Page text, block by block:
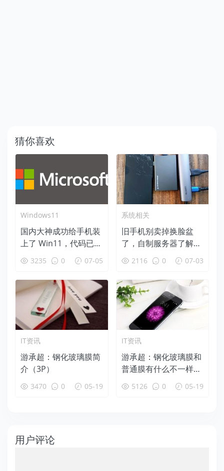
猜你喜欢
Windows11
国内大神成功给手机装
上了 Win11，代码已在
GitHub 开源！
3235 0 07-05
系统相关
旧手机别卖掉换脸盆
了，自制服务器了解一
下！2116 0 07-03
IT资讯
游承超：钢化玻璃膜简
介（3P）
3470 0 05-19
IT资讯
游承超：钢化玻璃膜和
普通膜有什么不一样
呢？（2P）
5126 0 05-19
用户评论